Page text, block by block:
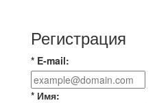
Регистрация
* E-mail:
* Имя: